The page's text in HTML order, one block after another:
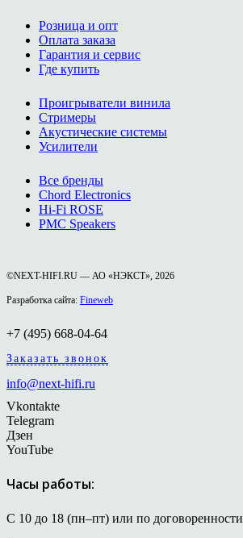
Розница и опт
Оплата заказа
Гарантия и сервис
Где купить
Проигрыватели винила
Стримеры
Акустические системы
Усилители
Все бренды
Chord Electronics
Hi-Fi ROSE
PMC Speakers
©NEXT-HIFI.RU — АО «НЭКСТ», 2026
Разработка сайта: Fineweb
+7 (495) 668-04-64
Заказать звонок
info@next-hifi.ru
Vkontakte
Telegram
Дзен
YouTube
Часы работы:
С 10 до 18 (пн–пт) или по договоренности